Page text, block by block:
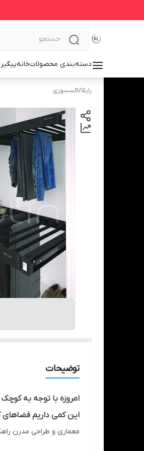
دسته‌بندی محصولاتخانه
رایکا/اکسسوری
توضیحات
امروزه با توجه به
این کمی داریم
معماری و طراحی مدرن